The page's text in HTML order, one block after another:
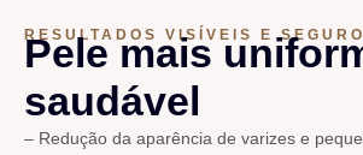
RESULTADOS VISÍVEIS E
Pele mais
saudável
– Redução da aparência de varizes e